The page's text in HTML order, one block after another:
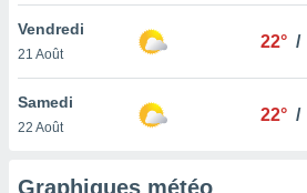
et que
Vendredi
21 Août
22° /
Samedi
22 Août
22° /
Graphiques météo